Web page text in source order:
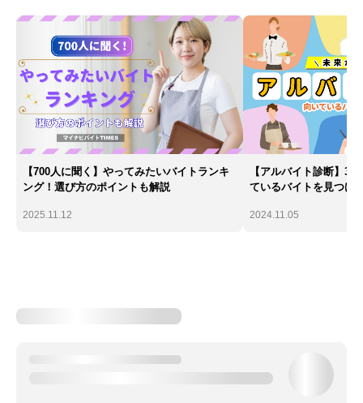
【700人に聞く】やってみたいバイトランキ
ング！選び方のポイントも解説
2025.11.12
【アルバイト診断】
ているバイトを見つけ
2024.11.05